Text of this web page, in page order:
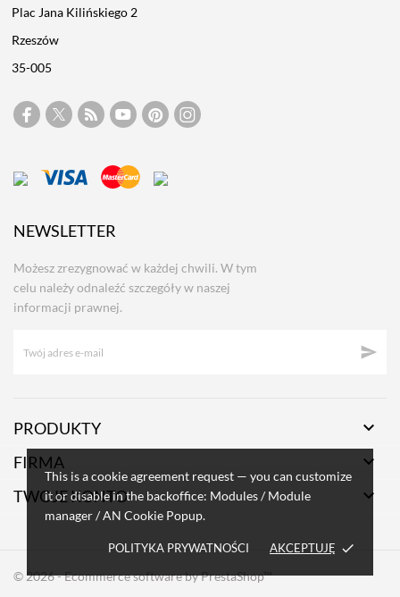
This is a cookie agreement request — you can customize
it or disable in the backoffice: Modules / Module
manager / AN Cookie Popup.
POLITYKA PRYWATNOŚCI AKCEPTUJĘ done
Plac Jana Kilińskiego 2
Rzeszów
35-005
NEWSLETTER
Możesz zrezygnować w każdej chwili. W tym
celu należy odnaleźć szczegóły w naszej
informacji prawnej.

PRODUKTY 
FIRMA 
TWOJE KONTO 
© 2026 - Ecommerce software by PrestaShop™